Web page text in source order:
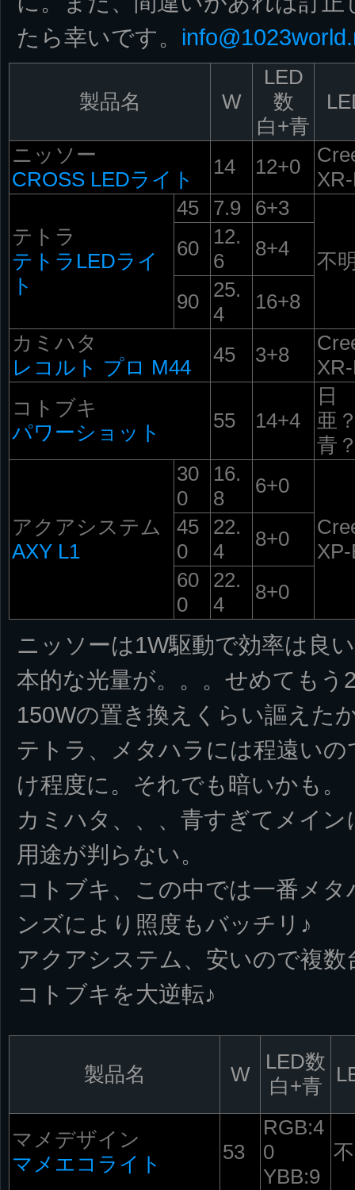
たら幸いです。
製品名 W
LED
数
白+青
ニッソー
CROSS LEDライト
14 12+0
テトラ
テトラLEDライ
ト
45 7.9 6+3
不
60
12.
6
8+4
90
25.
4
16+8
カミハタ
レコルト プロ M44
45 3+8
コトブキ
パワーショット
55 14+4
日
亜
青
アクアシステム
AXY L1
30
0
16.
8
6+0
45
0
22.
4
8+0
60
0
22.
4
8+0
ニッソーは1W駆動で効率は良
本的な光量が。。。せめても
150Wの置き換えくらい謳えた
テトラ、メタハラには程遠い
け程度に。それでも暗いかも。
カミハタ、、、青すぎてメイ
用途が判らない。
コトブキ、この中では一番メ
ンズにより照度もバッチリ♪
アクアシステム、安いので複
コトブキを大逆転♪
製品名 W
LED数
白+青
マメデザイン
マメエコライト
53
RGB:4
0
YBB:9